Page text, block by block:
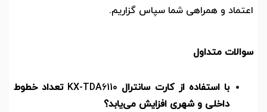
اعتماد و همراهی شما سپاس گزاریم.
سوالات متداول
با استفاده از کارت سانترال KX-TDA6110 تعداد خطوط
داخلی و شهری افزایش می‌یابد؟